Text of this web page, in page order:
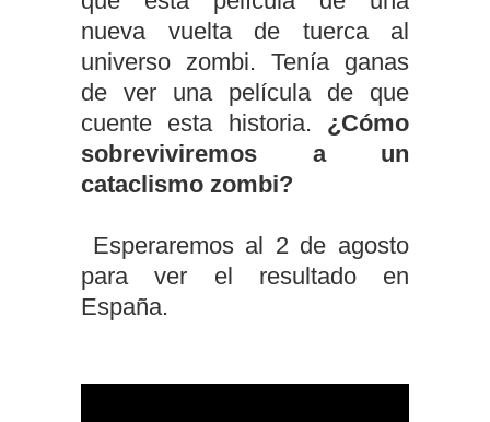
nueva vuelta de tuerca al
universo zombi. Tenía ganas
de ver una película de que
cuente esta historia. ¿Cómo
sobreviviremos a un
cataclismo zombi?
Esperaremos al 2 de agosto
para ver el resultado en
España.